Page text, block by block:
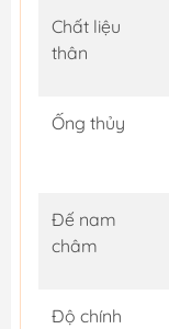
Chất liệu
thân
Ống thủy
Đế nam
châm
Độ chính